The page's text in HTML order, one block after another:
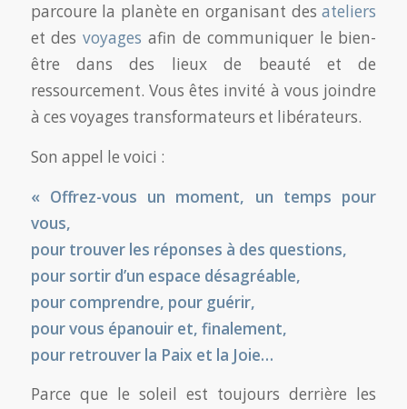
parcoure la planète en organisant desateliers
et des voyages afin de communiquer le bien-
être dans des lieux de beauté et de
ressourcement. Vous êtes invité à vous joindre
à ces voyages transformateurs et libérateurs.
Son appel le voici :
« Offrez-vous un moment, un temps pour
vous,
pour trouver les réponses à des questions,
pour sortir d’un espace désagréable,
pour comprendre, pour guérir,
pour vous épanouir et, finalement,
pour retrouver la Paix et la Joie…
Parce que le soleil est toujours derrière les